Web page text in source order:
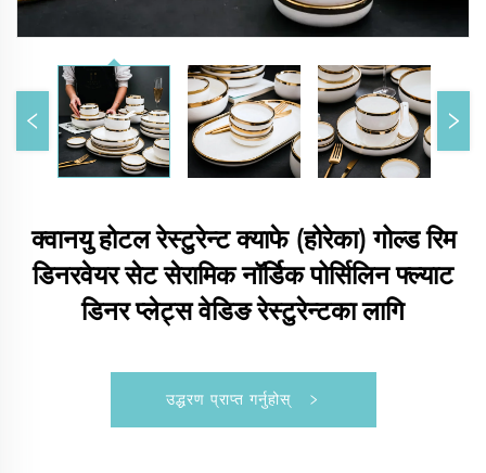
क्वानयु होटल रेस्टुरेन्ट क्याफे (होरेका) गोल्ड रिम
डिनरवेयर सेट सेरामिक नॉर्डिक पोर्सिलिन फ्ल्याट
डिनर प्लेट्स वेडिङ रेस्टुरेन्टका लागि
उद्धरण प्राप्त गर्नुहोस्